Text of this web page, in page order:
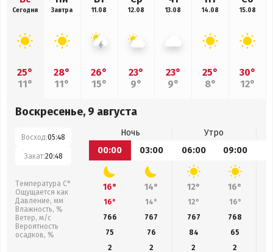
Сегодня
25°
11°
Завтра
28°
11°
11.08
26°
15°
12.08
23°
9°
13.08
23°
9°
14.08
25°
8°
15.08
30°
12°
Воскресенье, 9 августа
Восход:05:48
Закат:20:48
Температура С°
Ощущается как
Давление, мм
Влажность, %
Ветер, м/с
Вероятность
осадков, %
Ночь
Утро
00:00
03:00 06:00 09:00
16° 14° 12° 16°
16° 14° 12° 16°
766
767 767 768
75
76 84 65
2
2 2
2